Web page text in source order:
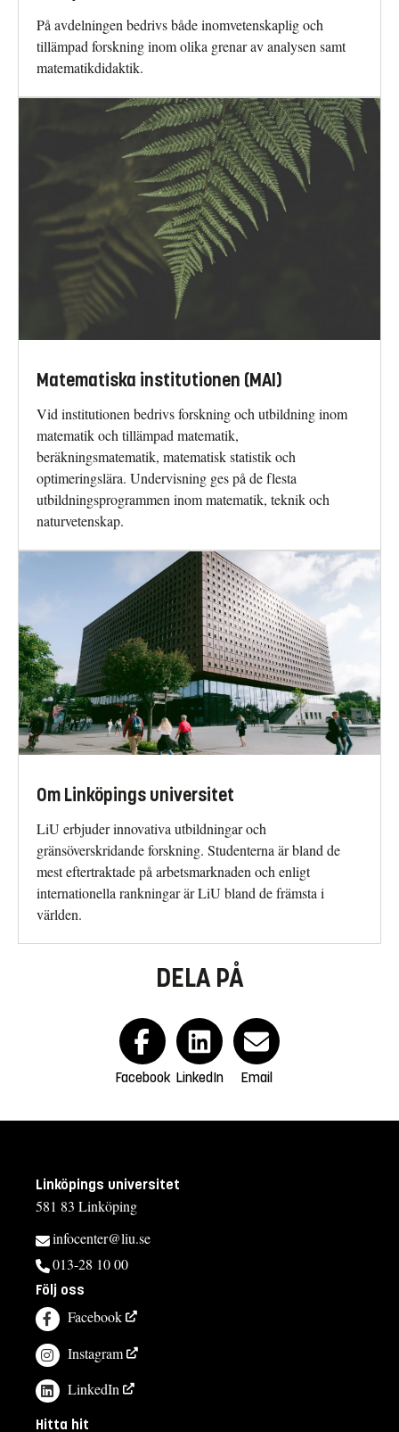
På avdelningen bedrivs både inomvetenskaplig och
tillämpad forskning inom olika grenar av analysen samt
matematikdidaktik.
Matematiska institutionen (MAI)
Vid institutionen bedrivs forskning och utbildning inom
matematik och tillämpad matematik,
beräkningsmatematik, matematisk statistik och
optimeringslära. Undervisning ges på de flesta
utbildningsprogrammen inom matematik, teknik och
naturvetenskap.
Om Linköpings universitet
LiU erbjuder innovativa utbildningar och
gränsöverskridande forskning. Studenterna är bland de
mest eftertraktade på arbetsmarknaden och enligt
internationella rankningar är LiU bland de främsta i
världen.
DELA PÅ
Facebook LinkedIn Email
Linköpings universitet
581 83 Linköping
infocenter@liu.se
013-28 10 00
Följ oss
Facebook
Instagram
LinkedIn
Hitta hit